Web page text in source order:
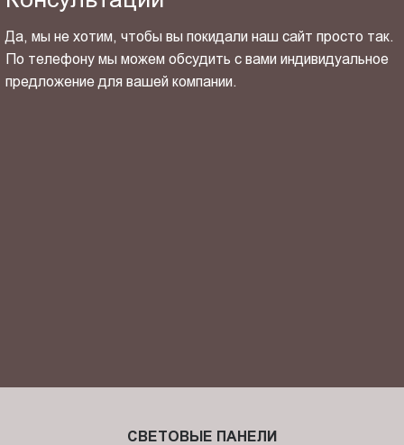
Да, мы не хотим, чтобы вы покидали наш сайт просто так.
По телефону мы можем обсудить с вами индивидуальное
предложение для вашей компании.
СВЕТОВЫЕ ПАНЕЛИ